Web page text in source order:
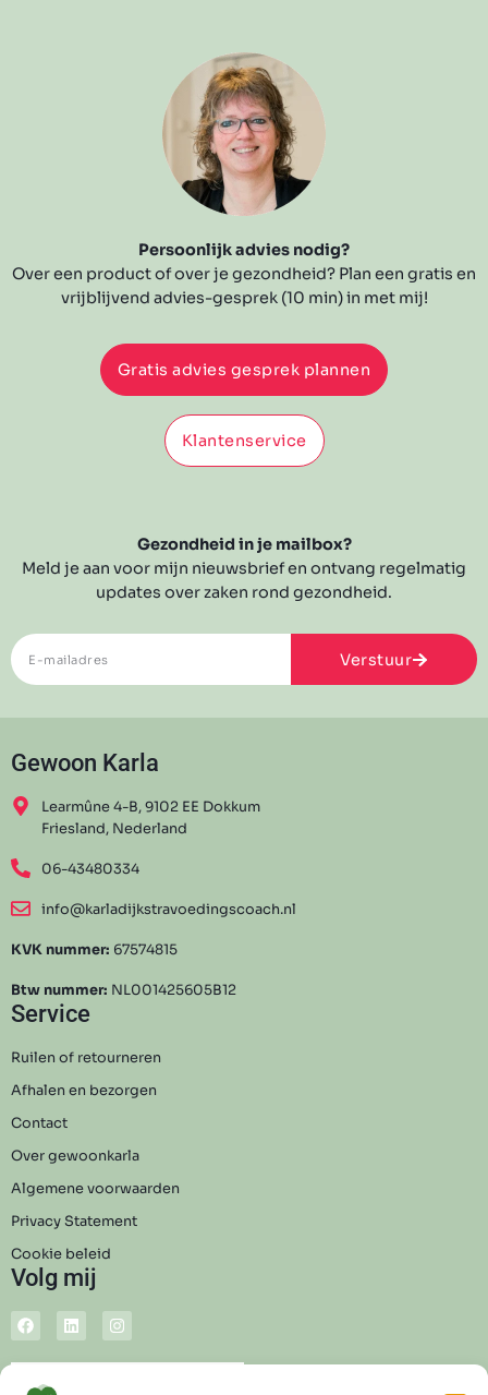
Persoonlijk advies nodig?
Over een product of over je gezondheid? Plan een gratis en
vrijblijvend advies-gesprek (10 min) in met mij!
Gratis advies gesprek plannen
Klantenservice
Gezondheid in je mailbox?
Meld je aan voor mijn nieuwsbrief en ontvang regelmatig
updates over zaken rond gezondheid.
Verstuur
Gewoon Karla
Learmûne 4-B, 9102 EE Dokkum
Friesland, Nederland
06-43480334
info@karladijkstravoedingscoach.nl
KVK nummer: 67574815
Btw nummer: NL001425605B12
Service
Ruilen of retourneren
Afhalen en bezorgen
Contact
Over gewoonkarla
Algemene voorwaarden
Privacy Statement
Cookie beleid
Volg mij